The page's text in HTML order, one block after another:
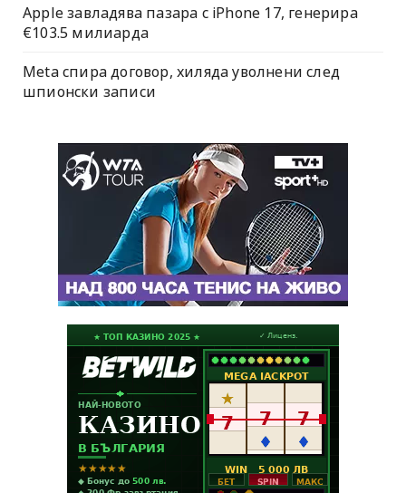
Apple завладява пазара с iPhone 17, генерира
€103.5 милиарда
Meta спира договор, хиляда уволнени след
шпионски записи